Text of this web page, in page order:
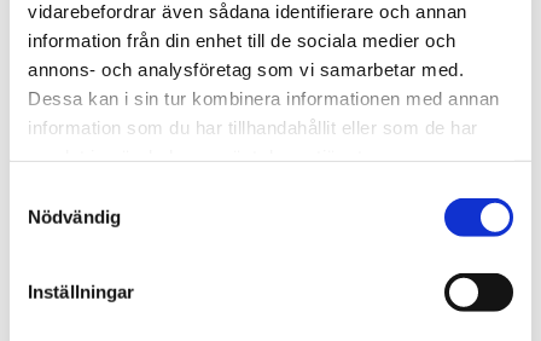
vidarebefordrar även sådana identifierare och annan
information från din enhet till de sociala medier och
annons- och analysföretag som vi samarbetar med.
Dessa kan i sin tur kombinera informationen med annan
information som du har tillhandahållit eller som de har
Nödvändig
Inställningar